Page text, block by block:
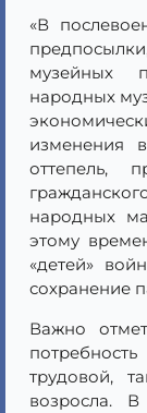
«В
музейных
народных
изменения
оттепель,
народных
этому
«детей»
сохранение
Важно
трудовой,
возросла.